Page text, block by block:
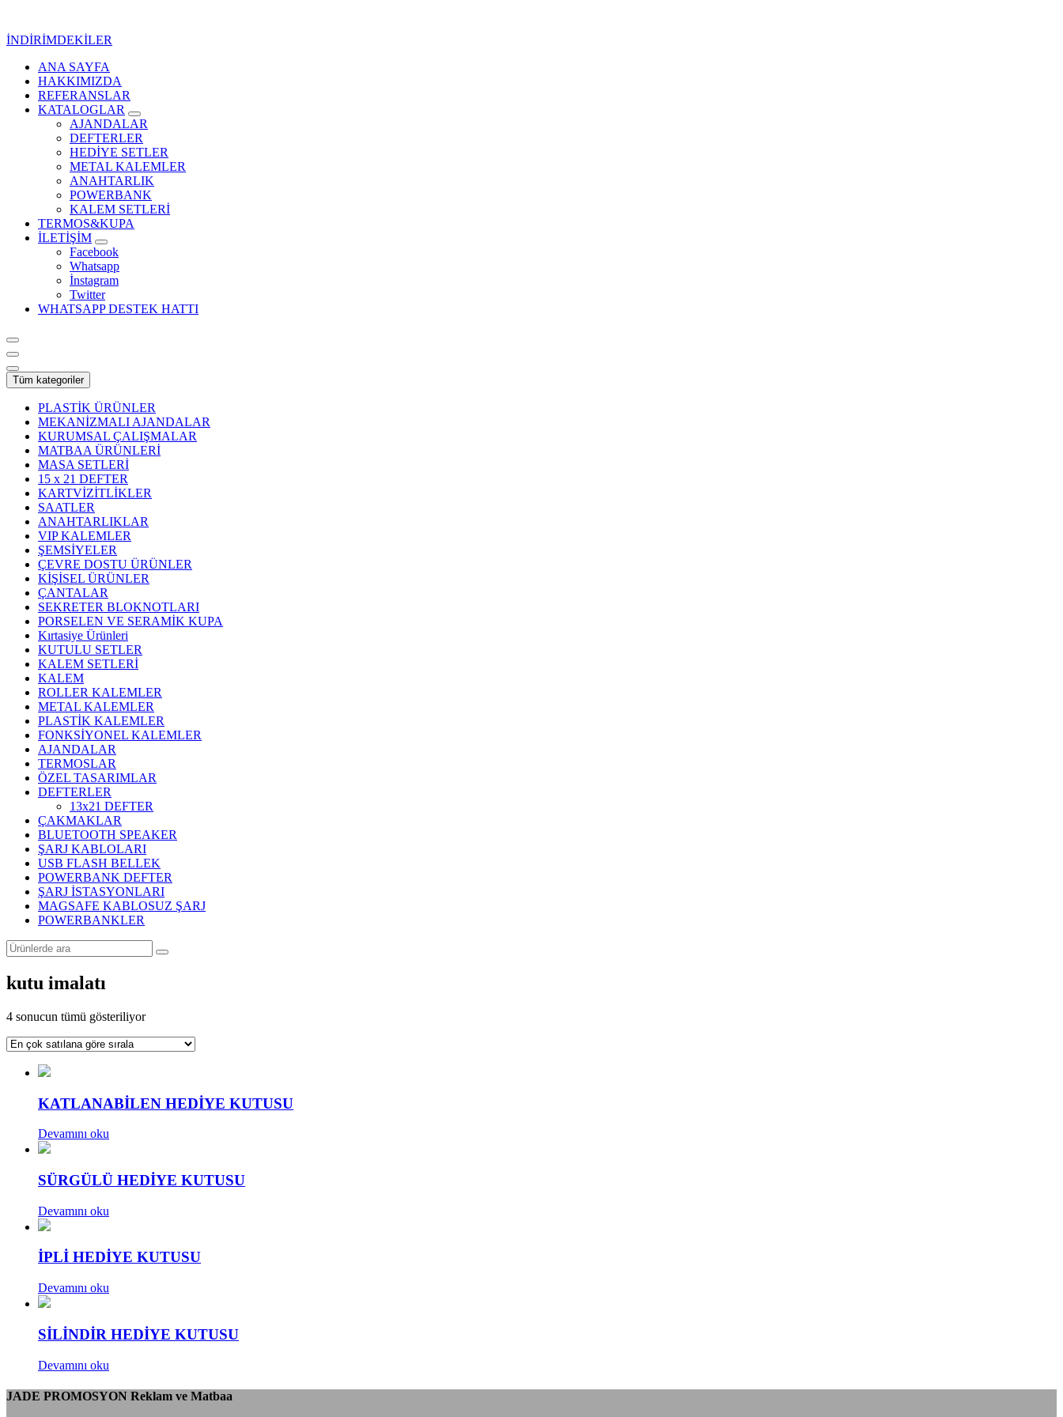
İNDİRİMDEKİLER
Kurumsal Promosyon-Hediyelik
ANA SAYFA
HAKKIMIZDA
REFERANSLAR
KATALOGLAR
AJANDALAR
DEFTERLER
HEDİYE SETLER
METAL KALEMLER
ANAHTARLIK
POWERBANK
KALEM SETLERİ
TERMOS&KUPA
İLETİŞİM
Facebook
Whatsapp
İnstagram
Twitter
WHATSAPP DESTEK HATTI
Tüm kategoriler
PLASTİK ÜRÜNLER
MEKANİZMALI AJANDALAR
KURUMSAL ÇALIŞMALAR
MATBAA ÜRÜNLERİ
MASA SETLERİ
15 x 21 DEFTER
KARTVİZİTLİKLER
SAATLER
ANAHTARLIKLAR
VIP KALEMLER
ŞEMSİYELER
ÇEVRE DOSTU ÜRÜNLER
KİŞİSEL ÜRÜNLER
ÇANTALAR
SEKRETER BLOKNOTLARI
PORSELEN VE SERAMİK KUPA
Kırtasiye Ürünleri
KUTULU SETLER
KALEM SETLERİ
KALEM
ROLLER KALEMLER
METAL KALEMLER
PLASTİK KALEMLER
FONKSİYONEL KALEMLER
AJANDALAR
TERMOSLAR
ÖZEL TASARIMLAR
DEFTERLER
13x21 DEFTER
ÇAKMAKLAR
BLUETOOTH SPEAKER
ŞARJ KABLOLARI
USB FLASH BELLEK
POWERBANK DEFTER
ŞARJ İSTASYONLARI
MAGSAFE KABLOSUZ ŞARJ
POWERBANKLER
kutu imalatı
4 sonucun tümü gösteriliyorPopülerliğe
sıralandı
KATLANABİLEN HEDİYE KUTUSU
Devamını oku
SÜRGÜLÜ HEDİYE KUTUSU
Devamını oku
İPLİ HEDİYE KUTUSU
Devamını oku
SİLİNDİR HEDİYE KUTUSU
Devamını oku
JADE PROMOSYON Reklam ve Matbaa